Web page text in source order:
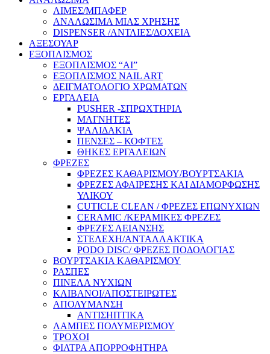
ΛΙΜΕΣ/ΜΠΑΦΕΡ
ΑΝΑΛΩΣΙΜΑ ΜΙΑΣ ΧΡΗΣΗΣ
DISPENSER /ΑΝΤΛΙΕΣ/ΔΟΧΕΙΑ
ΑΞΕΣΟΥΑΡ
ΕΞΟΠΛΙΣΜΟΣ
ΕΞΟΠΛΙΣΜΟΣ “AI”
ΕΞΟΠΛΙΣΜΟΣ NAIL ART
ΔΕΙΓΜΑΤΟΛΟΓΙΟ ΧΡΩΜΑΤΩΝ
ΕΡΓΑΛΕΙΑ
PUSHER -ΣΠΡΩΧΤΗΡΙΑ
ΜΑΓΝΗΤΕΣ
ΨΑΛΙΔΑΚΙΑ
ΠΕΝΣΕΣ – ΚΟΦΤΕΣ
ΘΗΚΕΣ ΕΡΓΑΛΕΙΩΝ
ΦΡΕΖΕΣ
ΦΡΕΖΕΣ ΚΑΘΑΡΙΣΜΟΥ/ΒΟΥΡΤΣΑΚΙΑ
ΦΡΕΖΕΣ ΑΦΑΙΡΕΣΗΣ ΚΑΙ ΔΙΑΜΟΡΦΩΣΗΣ
ΥΛΙΚΟΥ
CUTICLE CLEAN / ΦΡΕΖΕΣ ΕΠΩΝΥΧΙΩΝ
CERAMIC /ΚΕΡΑΜΙΚΕΣ ΦΡΕΖΕΣ
ΦΡΕΖΕΣ ΛΕΙΑΝΣΗΣ
ΣΤΕΛΕΧΗ/ΑΝΤΑΛΛΑΚΤΙΚΑ
PODO DISC/ ΦΡΕΖΕΣ ΠΟΔΟΛΟΓΙΑΣ
ΒΟΥΡΤΣΑΚΙΑ ΚΑΘΑΡΙΣΜΟΥ
ΡΑΣΠΕΣ
ΠΙΝΕΛΑ ΝΥΧΙΩΝ
ΚΛΙΒΑΝΟΙ/ΑΠΟΣΤΕΙΡΩΤΕΣ
ΑΠΟΛΥΜΑΝΣΗ
ΑΝΤΙΣΗΠΤΙΚΑ
ΛΑΜΠΕΣ ΠΟΛΥΜΕΡΙΣΜΟΥ
ΤΡΟΧΟΙ
ΦΙΛΤΡΑ ΑΠΟΡΡΟΦΗΤΗΡΑ